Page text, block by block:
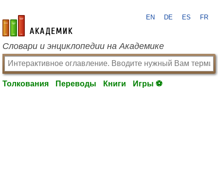
academic.ru
EN DE ES FR
Словари и энциклопедии на Академике
Толкования Переводы Книги Игры ⚽